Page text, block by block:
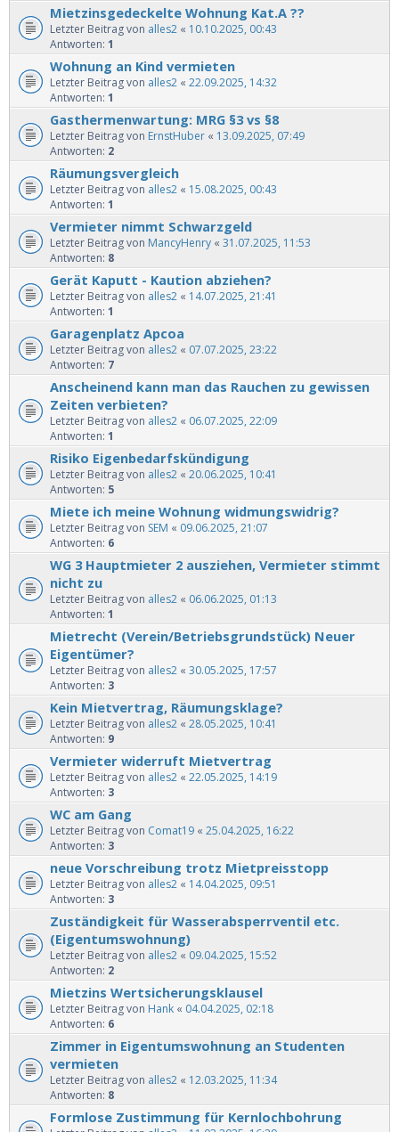
Mietzinsgedeckelte Wohnung Kat.A ??
Letzter Beitrag von alles2 « 10.10.2025, 00:43
Antworten: 1
Wohnung an Kind vermieten
Letzter Beitrag von alles2 « 22.09.2025, 14:32
Antworten: 1
Gasthermenwartung: MRG §3 vs §8
Letzter Beitrag von ErnstHuber « 13.09.2025, 07:49
Antworten: 2
Räumungsvergleich
Letzter Beitrag von alles2 « 15.08.2025, 00:43
Antworten: 1
Vermieter nimmt Schwarzgeld
Letzter Beitrag von MancyHenry « 31.07.2025, 11:53
Antworten: 8
Gerät Kaputt - Kaution abziehen?
Letzter Beitrag von alles2 « 14.07.2025, 21:41
Antworten: 1
Garagenplatz Apcoa
Letzter Beitrag von alles2 « 07.07.2025, 23:22
Antworten: 7
Anscheinend kann man das Rauchen zu gewissen
Zeiten verbieten?
Letzter Beitrag von alles2 « 06.07.2025, 22:09
Antworten: 1
Risiko Eigenbedarfskündigung
Letzter Beitrag von alles2 « 20.06.2025, 10:41
Antworten: 5
Miete ich meine Wohnung widmungswidrig?
Letzter Beitrag von SEM « 09.06.2025, 21:07
Antworten: 6
WG 3 Hauptmieter 2 ausziehen, Vermieter stimmt
nicht zu
Letzter Beitrag von alles2 « 06.06.2025, 01:13
Antworten: 1
Mietrecht (Verein/Betriebsgrundstück) Neuer
Eigentümer?
Letzter Beitrag von alles2 « 30.05.2025, 17:57
Antworten: 3
Kein Mietvertrag, Räumungsklage?
Letzter Beitrag von alles2 « 28.05.2025, 10:41
Antworten: 9
Vermieter widerruft Mietvertrag
Letzter Beitrag von alles2 « 22.05.2025, 14:19
Antworten: 3
WC am Gang
Letzter Beitrag von Comat19 « 25.04.2025, 16:22
Antworten: 3
neue Vorschreibung trotz Mietpreisstopp
Letzter Beitrag von alles2 « 14.04.2025, 09:51
Antworten: 3
Zuständigkeit für Wasserabsperrventil etc.
(Eigentumswohnung)
Letzter Beitrag von alles2 « 09.04.2025, 15:52
Antworten: 2
Mietzins Wertsicherungsklausel
Letzter Beitrag von Hank « 04.04.2025, 02:18
Antworten: 6
Zimmer in Eigentumswohnung an Studenten
vermieten
Letzter Beitrag von alles2 « 12.03.2025, 11:34
Antworten: 8
Formlose Zustimmung für Kernlochbohrung